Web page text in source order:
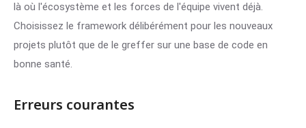
là où l'écosystème et les forces de l'équipe vivent déjà.
Choisissez le framework délibérément pour les nouveaux
projets plutôt que de le greffer sur une base de code en
bonne santé.
Erreurs courantes